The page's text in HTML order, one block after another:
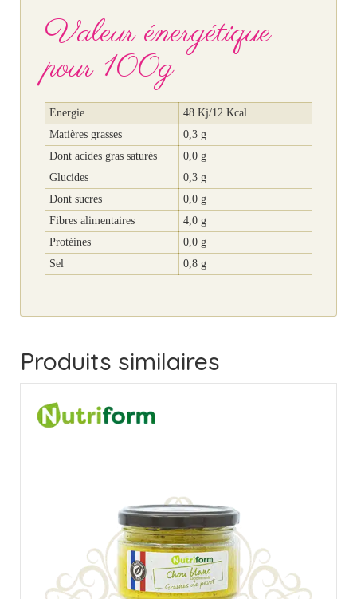
Valeur énergétique
pour 100g
Energie
48 Kj/12 Kcal
Matières grasses
0,3 g
Dont acides gras saturés
0,0 g
Glucides
0,3 g
Dont sucres
0,0 g
Fibres alimentaires
4,0 g
Protéines
0,0 g
Sel
0,8 g
Produits similaires